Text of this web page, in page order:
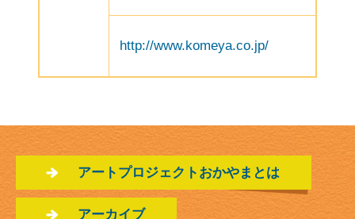
http://www.komeya.co.jp/
アートプロジェクトおかやまとは
アーカイブ